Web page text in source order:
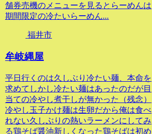
舗券売機のメニューを見るとらーめんは
期間限定の冷たいらーめん...
福井市
牟岐縄屋
平日行くのは久しぶり冷たい麺、本命を
求めてしかし冷たい麺はあったのだが目
当ての冷やし煮干しが無かった（残念）
冷やし玉子かけ麺は生卵だから俺は食べ
れない久しぶりの熱いラーメンにしてみ
る鶏そば醤油新しくなった鶏そばは初め